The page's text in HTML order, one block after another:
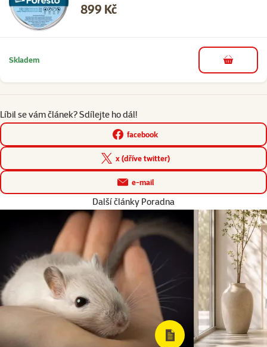
Cena
899 Kč
Skladem do košíku
Líbil se vám článek? Sdílejte ho dál!
facebook
x (dříve twitter)
e-mail
Další články Poradna